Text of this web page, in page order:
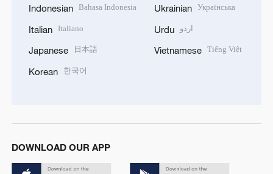
Indonesian Bahasa Indonesia
Italian Italiano
Japanese 日本語
Korean 한국어
Ukrainian Українська
Urdu اردو
Vietnamese Tiếng Việt
DOWNLOAD OUR APP